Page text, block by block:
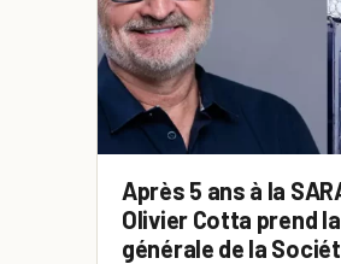
Après 5 ans à la
Olivier Cotta prend
générale de la